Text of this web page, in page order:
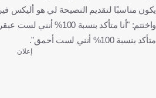
يكون مناسبًا لتقديم النصيحة لي هو أليكس
واختتم: "أنا متأكد بنسبة
متأكد بنسبة 100% أنني لست أحمق".
إعلان